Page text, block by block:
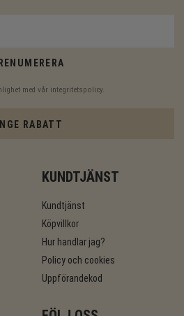
med vår integritetspolicy.
RABATT
KUNDTJÄNST
Kundtjänst
Köpvillkor
Hur handlar jag?
Policy och cookies
Uppförandekod